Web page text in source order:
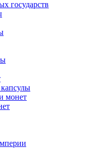
государств
монет